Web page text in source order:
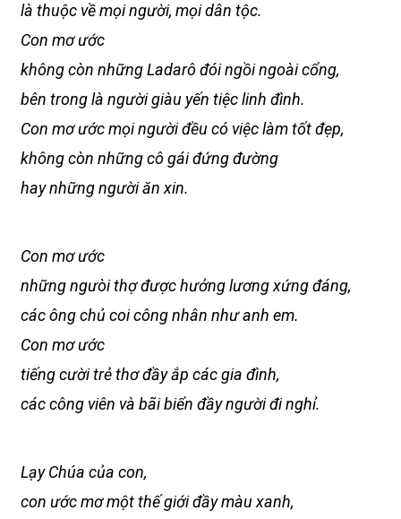
là thuộc về mọi người, mọi dân tộc.
Con mơ ước
không còn những Ladarô đói ngồi ngoài cổng,
bên trong là người giàu yến tiệc linh đình.
Con mơ ước mọi người đều có việc làm tốt đẹp,
không còn những cô gái đứng đường
hay những người ăn xin.
Con mơ ước
những ngưòi thợ được hưởng lương xứng đáng,
các ông chủ coi công nhân như anh em.
Con mơ ước
tiếng cười trẻ thơ đầy ắp các gia đình,
các công viên và bãi biển đầy người đi nghỉ.
Lạy Chúa của con,
con ước mơ một thế giới đầy màu xanh,